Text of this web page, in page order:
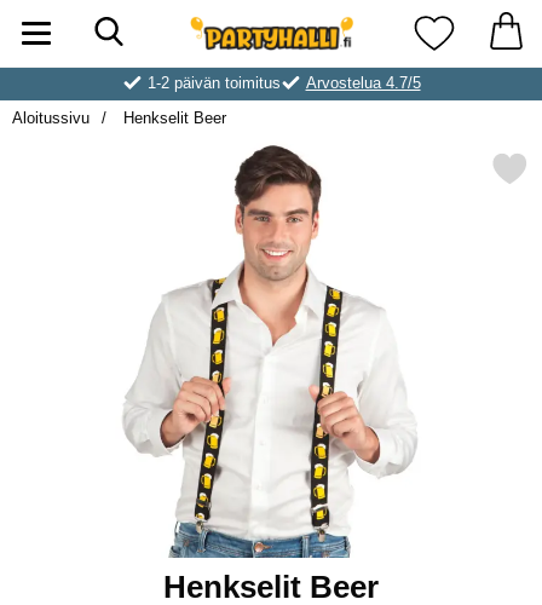
Ostoskori laajennettu Partyhallen AB
Suosikkini
1-2 päivän toimitus
Arvostelua 4.7/5
Aloitussivu
Henkselit Beer
Merkitse henkselit
Henkselit Beer